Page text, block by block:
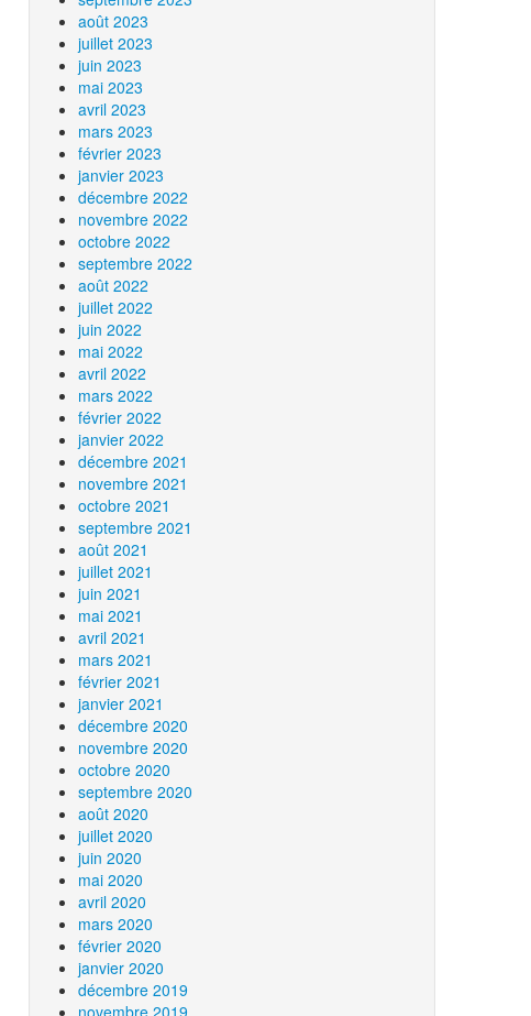
août 2023
juillet 2023
juin 2023
mai 2023
avril 2023
mars 2023
février 2023
janvier 2023
décembre 2022
novembre 2022
octobre 2022
septembre 2022
août 2022
juillet 2022
juin 2022
mai 2022
avril 2022
mars 2022
février 2022
janvier 2022
décembre 2021
novembre 2021
octobre 2021
septembre 2021
août 2021
juillet 2021
juin 2021
mai 2021
avril 2021
mars 2021
février 2021
janvier 2021
décembre 2020
novembre 2020
octobre 2020
septembre 2020
août 2020
juillet 2020
juin 2020
mai 2020
avril 2020
mars 2020
février 2020
janvier 2020
décembre 2019
novembre 2019